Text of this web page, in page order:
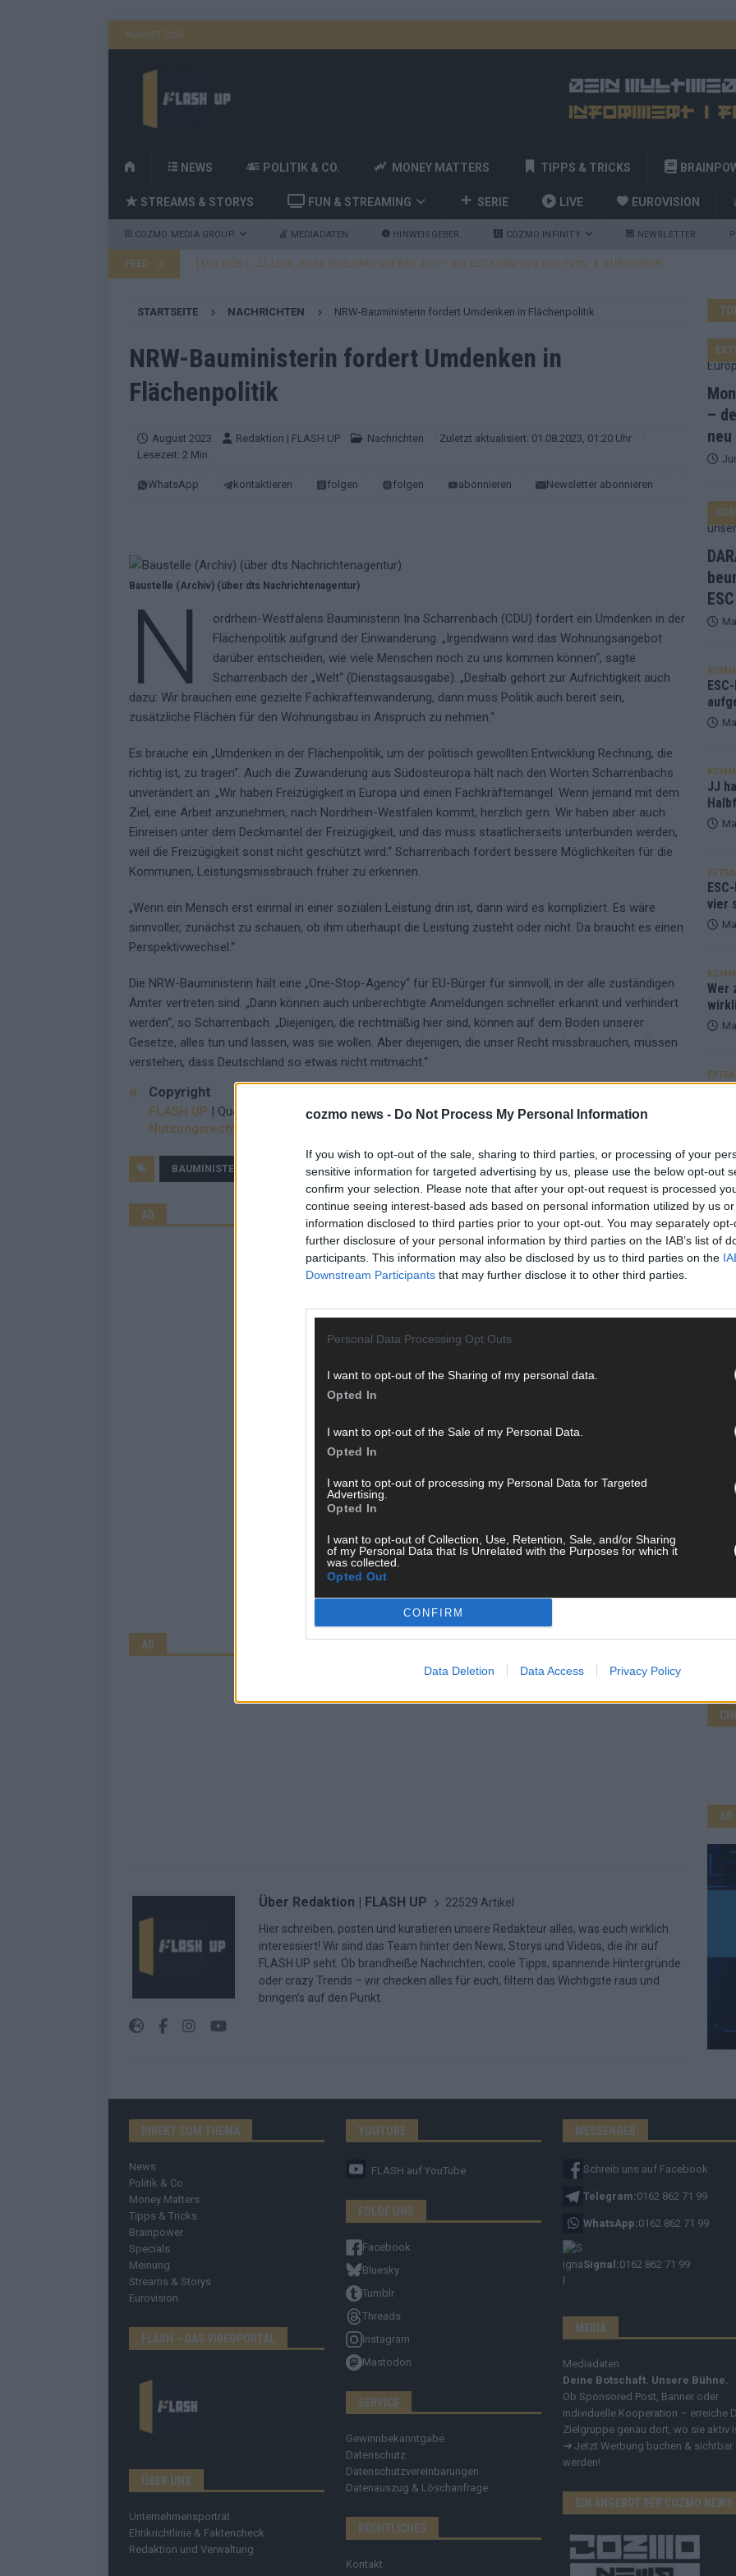
cozmo news - Do Not Process My Personal Information
If you wish to opt-out of the sale, sharing to third parties, or processing of your
sensitive information for targeted advertising by us, please use the below opt-out
confirm your selection. Please note that after your opt-out request is processed
continue seeing interest-based ads based on personal information utilized by us
information disclosed to third parties prior to your opt-out. You may separately
further disclosure of your personal information by third parties on the IAB’s list of
participants. This information may also be disclosed by us to third parties on the
Downstream Participants that may further disclose it to other third parties.
Personal Data Processing Opt Outs
I want to opt-out of the Sharing of my personal data.
Opted In
I want to opt-out of the Sale of my Personal Data.
Opted In
I want to opt-out of processing my Personal Data for Targeted
Advertising.
Opted In
I want to opt-out of Collection, Use, Retention, Sale, and/or Sharing
of my Personal Data that Is Unrelated with the Purposes for which it
was collected.
Opted Out
CONFIRM
Data Deletion Data Access Privacy Policy
AUGUST 2026
H
M
E
NEWS POLITIK & CO. MONEY MATTERS TIPPS & TRICKS
STREAMS & STORYS FUN & STREAMING SERIE LIVE EUROVISION
COZMO MEDIA GROUP MEDIADATEN HINWEISGEBER COZMO INFINITY NEWSLETTER
FEED [ Mai 2026 ] JJ, Lordi, Verka Serduchka und Billy Joel – das ESC-Finale wird eine Party EUROVISION
[ Mai 2026 ] ESC-Finale morgen: Finnland Favorit, Australien aufgestiegen – alle 25 Acts im Kurzcheck
[ Mai 2026 ] „Douze Points“ – wie eine Zahl zur Ikone wurde: 70 Jahre ESC-Wertungsgeschichte!
EUROVISION
[ Mai 2026 ]
[ Mai 2026 ] JJ hat den Abend gerettet – der Rest des ESC-Halbfinales war solide, aber kein Feuerwerk
EXTRA
DARA gewinnt verdient, Israel beunruhigend – unser Kommentar zum ESC 2026
KOMMENTAR
[ Mai 2026 ] DARA gewinnt den ESC – Bulgarien jubelt, Israel sorgt für Diskussionen, Deutschland geht
fast leer aus EUROVISION
STARTSEITE NACHRICHTEN NRW-Bauministerin fordert Umdenken in Flächenpolitik
NRW-Bauministerin fordert Umdenken in
Flächenpolitik
August 2023 Redaktion | FLASH UP Nachrichten · Zuletzt aktualisiert: 01.08.2023, 01:20 Uhr
·
Lesezeit: 2 Min.
WhatsApp kontaktieren folgen folgen abonnieren Newsletter abonnieren
Baustelle (Archiv) (über dts Nachrichtenagentur)
N
ordrhein-Westfalens Bauministerin Ina Scharrenbach (CDU) fordert ein Umdenken in der
Flächenpolitik aufgrund der Einwanderung. „Irgendwann wird das Wohnungsangebot
darüber entscheiden, wie viele Menschen noch zu uns kommen können“, sagte
Scharrenbach der „Welt“ (Dienstagsausgabe). „Deshalb gehört zur Aufrichtigkeit auch
dazu: Wir brauchen eine gezielte Fachkrafteinwanderung, dann muss Politik auch bereit sein,
zusätzliche Flächen für den Wohnungsbau in Anspruch zu nehmen.“
Es brauche ein „Umdenken in der Flächenpolitik, um der politisch gewollten Entwicklung Rechnung, die
richtig ist, zu tragen“. Auch die Zuwanderung aus Südosteuropa hält nach den Worten Scharrenbachs
unverändert an. „Wir haben Freizügigkeit in Europa und einen Fachkräftemangel. Wenn jemand mit dem
Ziel, eine Arbeit anzunehmen, nach Nordrhein-Westfalen kommt, herzlich gern. Wir haben aber auch
Einreisen unter dem Deckmantel der Freizügigkeit, und das muss staatlicherseits unterbunden werden,
weil die Freizügigkeit sonst nicht geschützt wird.“ Scharrenbach fordert bessere Möglichkeiten für die
Kommunen, Leistungsmissbrauch früher zu erkennen.
„Wenn ein Mensch erst einmal in einer sozialen Leistung drin ist, dann wird es kompliziert. Es wäre
sinnvoller, zunächst zu schauen, ob ihm überhaupt die Leistung zusteht oder nicht. Da braucht es einen
Perspektivwechsel.“
Die NRW-Bauministerin hält eine „One-Stop-Agency“ für EU-Bürger für sinnvoll, in der alle zuständigen
Ämter vertreten sind. „Dann können auch unberechtigte Anmeldungen schneller erkannt und verhindert
werden“, so Scharrenbach. „Diejenigen, die rechtmäßig hier sind, können auf dem Boden unserer
Gesetze, alles tun und lassen, was sie wollen. Aber diejenigen, die unser Recht missbrauchen, müssen
verstehen, dass Deutschland so etwas nicht mitmacht.“
Copyright
FLASH UP | Quelle: dts Nachrichtenagentur
Nutzungsrechte erwerben?
BAUMINISTERIN FLÄCHENPOLITIK FLASH UP NRW UMDENKEN
AD
AD
Über Redaktion | FLASH UP 22529 Artikel
Hier schreiben, posten und kuratieren unsere Redakteur alles, was euch wirklich
interessiert! Wir sind das Team hinter den News, Storys und Videos, die ihr auf
FLASH UP seht. Ob brandheiße Nachrichten, coole Tipps, spannende Hintergründe
oder crazy Trends – wir checken alles für euch, filtern das Wichtigste raus und
bringen’s auf den Punkt.
–
neu
JJ
EXTRA
vier
Wer
EXTRA
AD
AD
DIREKT ZUM THEMA
News
Politik & Co
Money Matters
Tipps & Tricks
Brainpower
Specials
Meinung
Streams & Storys
Eurovision
FLASH – DAS VIDEOPORTAL
ÜBER UNS
Unternehmensporträt
Ehtikrichtlinie & Faktencheck
Redaktion und Verwaltung
YOUTUBE
FLASH auf YouTube
FOLGE UNS
Facebook
Bluesky
Tumblr
Threads
Instagram
Mastodon
SERVICE
Gewinnbekanntgabe
Datenschutz
Datenschutzvereinbarungen
Datenauszug & Löschanfrage
RECHTLICHES
Kontakt
MESSENGER
Schreib uns auf Facebook
Telegram:0162 862 71 99
WhatsApp:0162 862 71 99
Signal:0162 862 71 99
MEDIA
Mediadaten
Deine Botschaft. Unsere Bühne.
Ob Sponsored Post, Banner oder
individuelle Kooperation – erreiche
Zielgruppe genau dort, wo sie aktiv
➔ Jetzt Werbung buchen & sichtbar
werden!
EIN ANGEBOT DER COZMO NEWS